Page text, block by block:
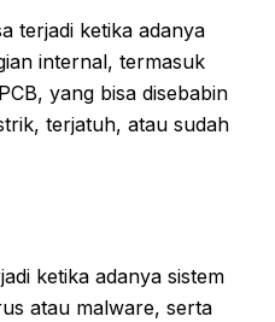
terjadi ketika adanya
internal, termasuk
yang bisa disebabin
terjatuh, atau sudah
ketika adanya sistem
atau malware, serta